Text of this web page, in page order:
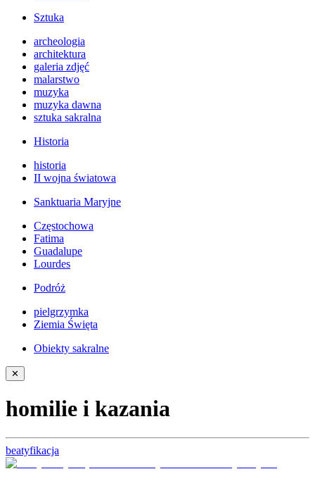
Sztuka
archeologia
architektura
galeria zdjęć
malarstwo
muzyka
muzyka dawna
sztuka sakralna
Historia
historia
II wojna światowa
Sanktuaria Maryjne
Częstochowa
Fatima
Guadalupe
Lourdes
Podróż
pielgrzymka
Ziemia Święta
Obiekty sakralne
✕
homilie i kazania
beatyfikacja